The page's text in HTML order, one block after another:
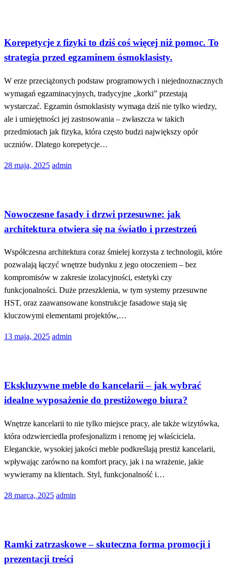
Korepetycje z fizyki to dziś coś więcej niż pomoc. To
strategia przed egzaminem ósmoklasisty.
W erze przeciążonych podstaw programowych i niejednoznacznych
wymagań egzaminacyjnych, tradycyjne „korki” przestają
wystarczać. Egzamin ósmoklasisty wymaga dziś nie tylko wiedzy,
ale i umiejętności jej zastosowania – zwłaszcza w takich
przedmiotach jak fizyka, która często budzi największy opór
uczniów. Dlatego korepetycje…
Opublikowane
28 maja, 2025 admin
Nowoczesne fasady i drzwi przesuwne: jak
architektura otwiera się na światło i przestrzeń
Współczesna architektura coraz śmielej korzysta z technologii, które
pozwalają łączyć wnętrze budynku z jego otoczeniem – bez
kompromisów w zakresie izolacyjności, estetyki czy
funkcjonalności. Duże przeszklenia, w tym systemy przesuwne
HST, oraz zaawansowane konstrukcje fasadowe stają się
kluczowymi elementami projektów,…
Opublikowane
13 maja, 2025 admin
Ekskluzywne meble do kancelarii – jak wybrać
idealne wyposażenie do prestiżowego biura?
Wnętrze kancelarii to nie tylko miejsce pracy, ale także wizytówka,
która odzwierciedla profesjonalizm i renomę jej właściciela.
Eleganckie, wysokiej jakości meble podkreślają prestiż kancelarii,
wpływając zarówno na komfort pracy, jak i na wrażenie, jakie
wywieramy na klientach. Styl, funkcjonalność i…
Opublikowane
28 marca, 2025 admin
Ramki zatrzaskowe – skuteczna forma promocji i
prezentacji treści